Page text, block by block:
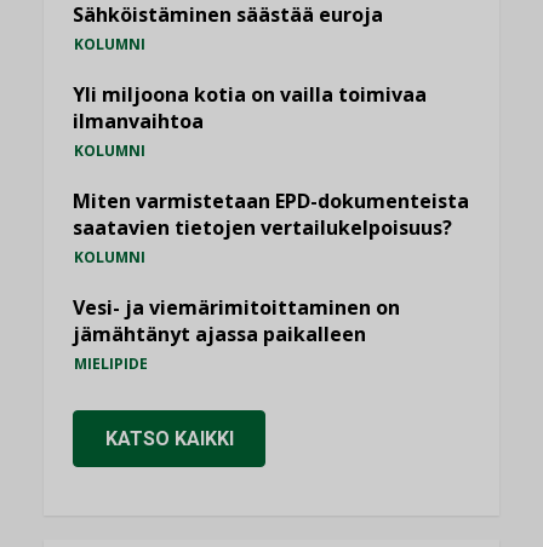
Sähköistäminen säästää euroja
KOLUMNI
Yli miljoona kotia on vailla toimivaa
ilmanvaihtoa
KOLUMNI
Miten varmistetaan EPD-dokumenteista
saatavien tietojen vertailukelpoisuus?
KOLUMNI
Vesi- ja viemärimitoittaminen on
jämähtänyt ajassa paikalleen
MIELIPIDE
KATSO KAIKKI